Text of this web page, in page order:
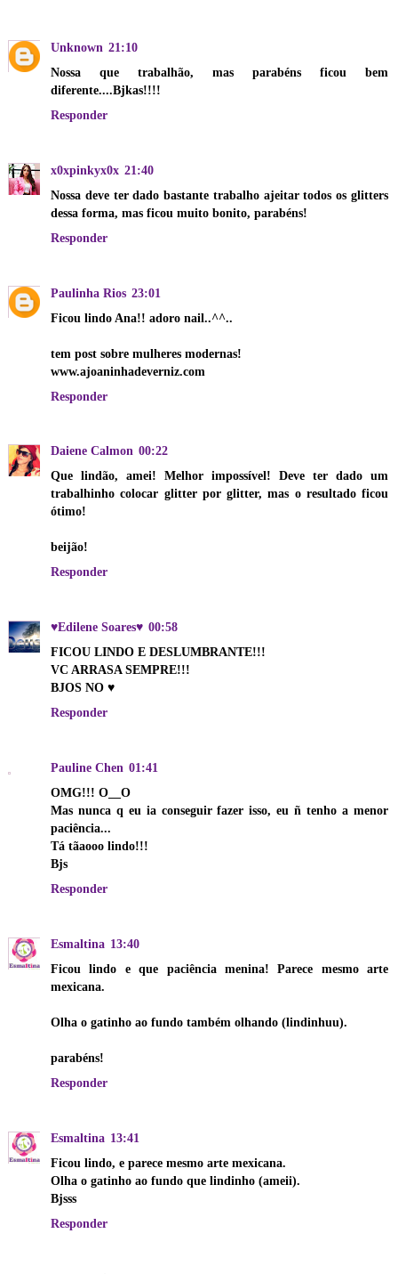
Unknown 21:10
Nossa que trabalhão, mas parabéns ficou bem
diferente....Bjkas!!!!
Responder
x0xpinkyx0x 21:40
Nossa deve ter dado bastante trabalho ajeitar todos os glitters
dessa forma, mas ficou muito bonito, parabéns!
Responder
Paulinha Rios 23:01
Ficou lindo Ana!! adoro nail..^^..
tem post sobre mulheres modernas!
www.ajoaninhadeverniz.com
Responder
Daiene Calmon 00:22
Que lindão, amei! Melhor impossível! Deve ter dado um
trabalhinho colocar glitter por glitter, mas o resultado ficou
ótimo!
beijão!
Responder
♥Edilene Soares♥ 00:58
FICOU LINDO E DESLUMBRANTE!!!
VC ARRASA SEMPRE!!!
BJOS NO ♥
Responder
Pauline Chen 01:41
OMG!!! O__O
Mas nunca q eu ia conseguir fazer isso, eu ñ tenho a menor
paciência...
Tá tãaooo lindo!!!
Bjs
Responder
Esmaltina 13:40
Ficou lindo e que paciência menina! Parece mesmo arte
mexicana.
Olha o gatinho ao fundo também olhando (lindinhuu).
parabéns!
Responder
Esmaltina 13:41
Ficou lindo, e parece mesmo arte mexicana.
Olha o gatinho ao fundo que lindinho (ameii).
Bjsss
Responder